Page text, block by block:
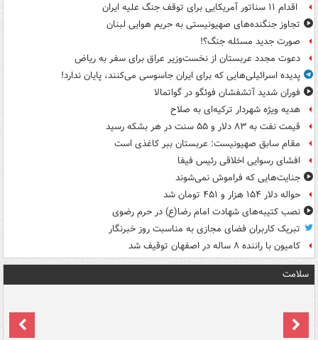
اقدام ۱۱ سناتور آمریکایی برای توقف جنگ علیه ایران
تجاوز جنگنده‌های صهیونیستی به حریم هوایی لبنان
صورت جدید مسئله جنگ؟!
دعوت مجدد عربستان از نخست‌وزیر عراق برای سفر به ریاض
پدیده اسرائیلی‌هایی که برای ایران جاسوسی می‌کنند، پایان ندارد!
فوران شدید آتشفشان فوئگو در گواتمالا
هدیه ویژه شهردار ترکیه‌ای به صلاح
قیمت نفت به ۸۳ دلار و ۵۵ سنت در هر بشکه رسید
مقام سابق صهیونیست: عربستان ببر کاغذی است
افشای رسوایی اخلاقی رئیس فیفا
جنایت‌هایی که فراموش نمی‌شوند
حواله دلار ۱۵۴ هزار و ۴۵۱ تومان شد
نصب کتیبه‌های شهادت امام رضا(ع) در حرم رضوی
تبریک کاربران فضای مجازی به مناسبت روز خبرنگار
کامیون با راننده ۸ ساله در اصفهان توقیف شد
سلامت